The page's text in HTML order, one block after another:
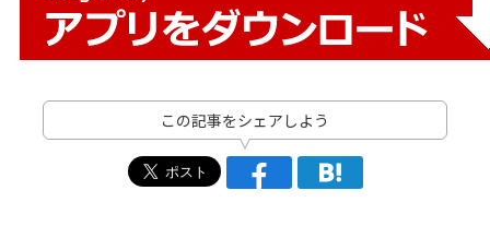
この記事をシェアしよう